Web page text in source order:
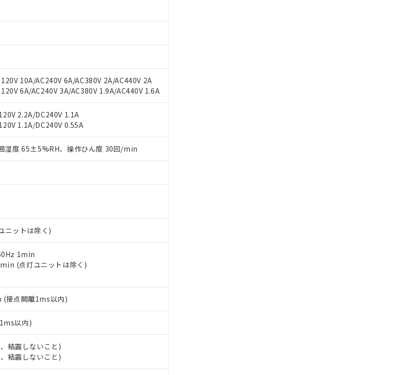
10A/AC240V 6A/AC380V 2A/AC440V 2A
6A/AC240V 3A/AC380V 1.9A/AC440V 1.6A
2.2A/DC240V 1.1A
1.1A/DC240V 0.55A
湿度 65±5%RH、操作ひん度 30回/min
ニットは除く)
1min
(点灯ユニットは除く)
(接点開離1ms以内)
以内)
結露しないこと)
結露しないこと)
同意のうえご利用ください。
器事業取扱商品の当社在庫状況および標準価格(税抜)を提供させていただ
会結果は、記載している更新日時点での社内データに基づき作成されるも
での実際の在庫および標準価格とは異なる場合があることをご了承くださ
価格はお客様のお取引先、またはお客様担当のオムロン制御機器販売店・
い。
当社販売拠点は「
ト作成サービス）をご利用いただくには、I-Webメンバーズにご登録され
で当社にご登録された部品リストについて、当社および当社の共同利用者
に関するお客様との取引・商談に必要な範囲で利用することをご了承くだ
"個人情報の共同利用に関して"
質）の非含有に対応した製品に切り替える予定のある商品です。
10物質）の非含有の対応状況を調査中または確認中の商品です。
形物で、有害物質有無と関係のない商品です。
品としていたものが、含有品と判明した場合などやむを得ず変更すること
以下、 カドミウム(Cd) 100ppm以下、
化ビフェニル類(PBB) 1000ppm以下、ポリ臭化ジフェニルエーテル類(PBDE) 1000ppm以下、
ソブチル (DIBP) 1000ppm以下
機器に対する適用除外項目は除く。
閾値を超える意図的な使用がないことを確認しています。
ードすることができます。
有証明書
）
を証明するもので、過去に遡って非含有を証明するものではありません。
テル類４物質の対応では、対応完了までの期間は出荷製品に未対応品が
替を完了していることから、特段のことがない限り、2022年1月12日よ
国RoHSの基準値を超えていることを示します。
部門へお問い合わせください。
：
、 Cd(カドミウム) : 100ppm、
リ臭化ビフェニル類) : 1000ppm、 PBDEs(ポリ臭化ジフェニルエーテル類) : 1000ppm、
フタル酸ジイソブチル) : 1000ppm、 BBP(フタル酸ブチルベンジル) : 1000ppm、
)) : 1000ppm
べてが基準値以下であることを示します。
いて有害物質が外部に漏えいし、環境に深刻な影響を及ぼさない年数を意
部門へお問い合わせください。
うち、外国為替および外国貿易法に定める商品（以下｢規制貨物等」とい
提供する場合は、日本国政府の輸出許可(または役務取引許可)を取得する
場合は、完全に破砕するなど、違法に輸出されないよう必要な手段を講じ
、ミサイル、化学兵器、生物兵器またはその他武器並びにこれらの製造装
ん。
に販売する場合は、上記1、2および3の内容を当該第三者に通知します。
販売に係わる関係者が違法に輸出するおそれがある場合は、取り引きをい
合意する
在庫あり
況については、お客様のお取引先、またはお客様担当のオムロン制御
員にご確認ください)
庫状況の情報を公開していない機種